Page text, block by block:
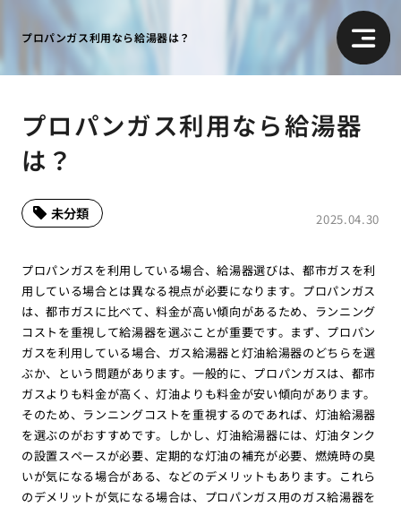
プロパンガス利用なら給湯器は？
プロパンガス利用なら給湯器
は？
2025.04.30
未分類
プロパンガスを利用している場合、給湯器選びは、都市ガスを利
用している場合とは異なる視点が必要になります。プロパンガス
は、都市ガスに比べて、料金が高い傾向があるため、ランニング
コストを重視して給湯器を選ぶことが重要です。まず、プロパン
ガスを利用している場合、ガス給湯器と灯油給湯器のどちらを選
ぶか、という問題があります。一般的に、プロパンガスは、都市
ガスよりも料金が高く、灯油よりも料金が安い傾向があります。
そのため、ランニングコストを重視するのであれば、灯油給湯器
を選ぶのがおすすめです。しかし、灯油給湯器には、灯油タンク
の設置スペースが必要、定期的な灯油の補充が必要、燃焼時の臭
いが気になる場合がある、などのデメリットもあります。これら
のデメリットが気になる場合は、プロパンガス用のガス給湯器を